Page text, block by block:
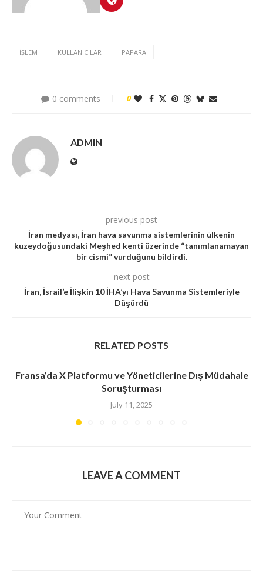
İŞLEM KULLANICILAR PAPARA
0 comments 0
ADMIN
previous post
İran medyası, İran hava savunma sistemlerinin ülkenin
kuzeydoğusundaki Meşhed kenti üzerinde “tanımlanamayan
bir cismi” vurduğunu bildirdi.
next post
İran, İsrail’e İlişkin 10 İHA’yı Hava Savunma Sistemleriyle
Düşürdü
RELATED POSTS
Fransa’da X Platformu ve Yöneticilerine Dış Müdahale
Soruşturması
July 11, 2025
LEAVE A COMMENT